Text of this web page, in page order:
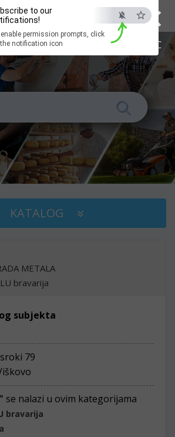
×
ESC
to our
permission prompts, click
notification icon
KATALOG
METALA
bravarija
subjekta
79
se nalazi u ovim kategorijama
bravarija